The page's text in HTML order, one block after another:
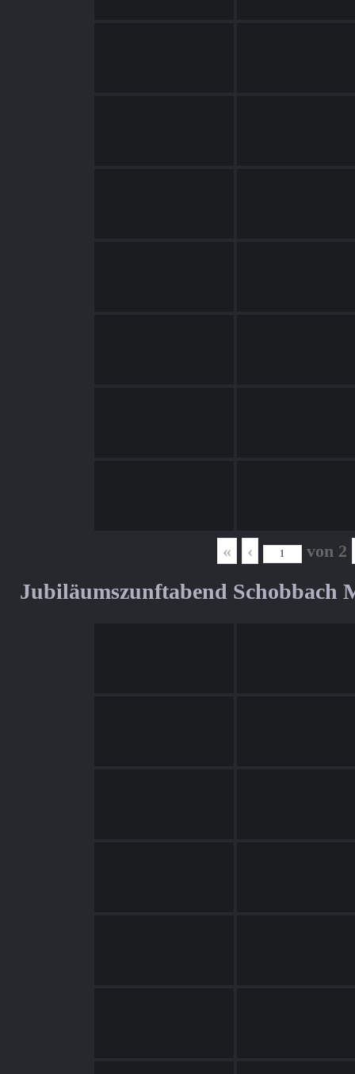
« ‹ von 2
Jubiläumszunftabend Schobbach